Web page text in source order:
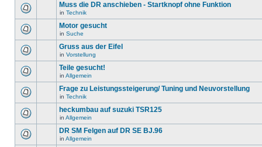
Muss die DR anschieben - Startknopf ohne Funktion
in Technik
Motor gesucht
in Suche
Gruss aus der Eifel
in Vorstellung
Teile gesucht!
in Allgemein
Frage zu Leistungssteigerung/ Tuning und Neuvorstellung
in Technik
heckumbau auf suzuki TSR125
in Allgemein
DR SM Felgen auf DR SE BJ.96
in Allgemein